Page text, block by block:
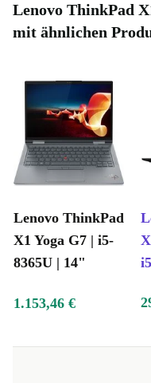
Lenovo ThinkPad
mit ähnlichen
Lenovo ThinkPad
X1 Yoga G7 | i5-
8365U | 14"
1.153,46 €